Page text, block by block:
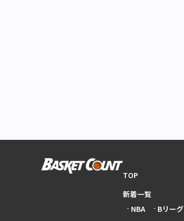
TOP
新着一覧
NBA
Bリーグ